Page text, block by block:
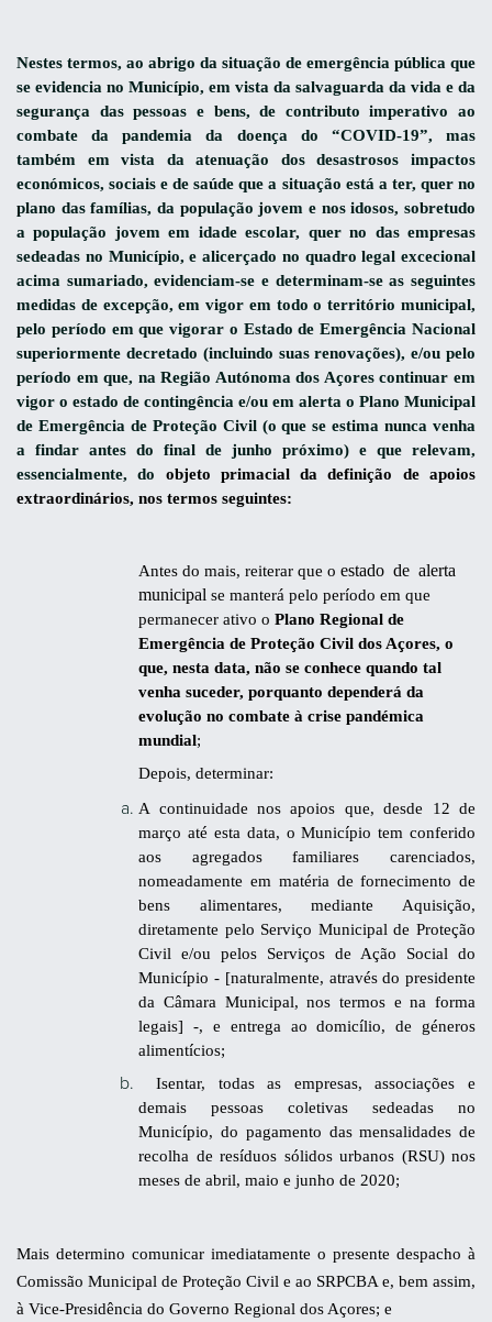
Nestes termos, ao abrigo da situação de emergência pública que
se evidencia no Município, em vista da salvaguarda da vida e da
segurança das pessoas e bens, de contributo imperativo ao
combate da pandemia da doença do “COVID-19”, mas
também em vista da atenuação dos desastrosos impactos
económicos, sociais e de saúde que a situação está a ter, quer no
plano das famílias, da população jovem e nos idosos, sobretudo
a população jovem em idade escolar, quer no das empresas
sedeadas no Município, e alicerçado no quadro legal excecional
acima sumariado, evidenciam-se e determinam-se as seguintes
medidas de excepção, em vigor em todo o território municipal,
pelo período em que vigorar o Estado de Emergência Nacional
superiormente decretado (incluindo suas renovações), e/ou pelo
período em que, na Região Autónoma dos Açores continuar em
vigor o estado de contingência e/ou em alerta o Plano Municipal
de Emergência de Proteção Civil (o que se estima nunca venha
a findar antes do final de junho próximo) e que relevam,
essencialmente, do objeto primacial da definição de apoios
extraordinários, nos termos seguintes:
Antes do mais, reiterar que oestado de alerta
municipal se manterá pelo período em que
permanecer ativo oPlano Regional de
Emergência de Proteção Civil dos Açores, o
que, nesta data, não se conhece quando tal
venha suceder, porquanto dependerá da
evolução no combate à crise pandémica
mundial;
Depois, determinar:
A continuidade nos apoios que, desde 12 de
março até esta data, o Município tem conferido
aos agregados familiares carenciados,
nomeadamente em matéria de fornecimento de
bens alimentares, mediante Aquisição,
diretamente pelo Serviço Municipal de Proteção
Civil e/ou pelos Serviços de Ação Social do
Município - [naturalmente, através do presidente
da Câmara Municipal, nos termos e na forma
legais] -, e entrega ao domicílio, de géneros
alimentícios;
Isentar, todas as empresas, associações e
demais pessoas coletivas sedeadas no
Município, do pagamento das mensalidades de
recolha de resíduos sólidos urbanos (RSU) nos
meses de abril, maio e junho de 2020;
Mais determino comunicar imediatamente o presente despacho à
Comissão Municipal de Proteção Civil e ao SRPCBA e, bem assim,
à Vice-Presidência do Governo Regional dos Açores; e